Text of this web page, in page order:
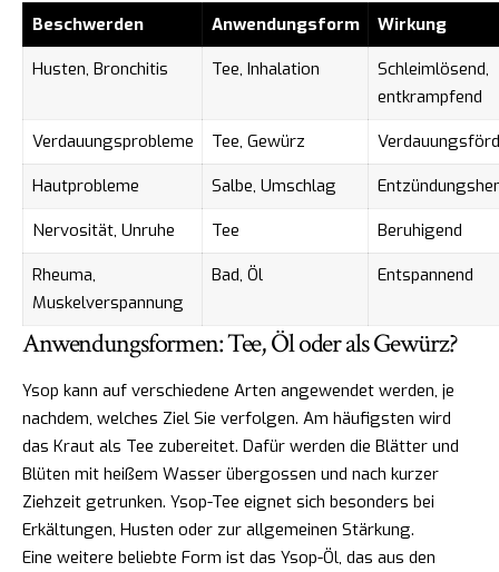
Beschwerden
Anwendungsform
Wirkung
Husten, Bronchitis
Tee, Inhalation
Schleimlösend,
entkrampfend
Verdauungsprobleme
Tee, Gewürz
Hautprobleme
Salbe, Umschlag
Nervosität, Unruhe
Tee
Beruhigend
Rheuma,
Muskelverspannung
Bad, Öl Entspannend
Anwendungsformen: Tee, Öl oder als Gewürz?
Ysop kann auf verschiedene Arten angewendet werden, je
nachdem, welches Ziel Sie verfolgen. Am häufigsten wird
das Kraut als Tee zubereitet. Dafür werden die Blätter und
Blüten mit heißem Wasser übergossen und nach kurzer
Ziehzeit getrunken. Ysop-Tee eignet sich besonders bei
Erkältungen, Husten oder zur allgemeinen Stärkung.
Eine weitere beliebte Form ist das Ysop-Öl, das aus den